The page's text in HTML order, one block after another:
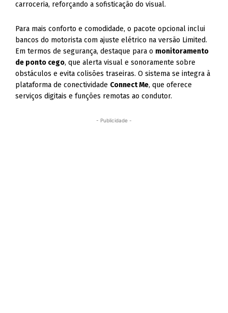
carroceria, reforçando a sofisticação do visual.
Para mais conforto e comodidade, o pacote opcional inclui
bancos do motorista com ajuste elétrico na versão Limited.
Em termos de segurança, destaque para o monitoramento
de ponto cego, que alerta visual e sonoramente sobre
obstáculos e evita colisões traseiras. O sistema se integra à
plataforma de conectividade Connect Me, que oferece
serviços digitais e funções remotas ao condutor.
- Publicidade -